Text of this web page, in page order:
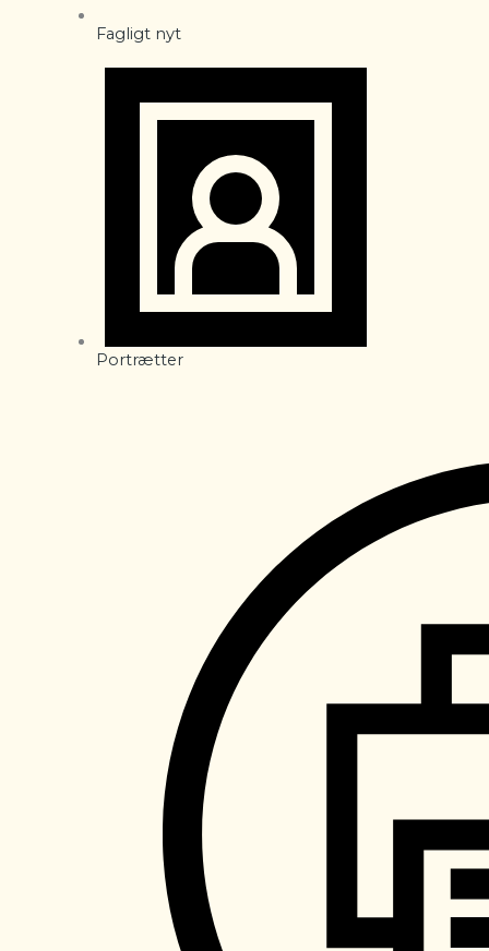
Fagligt nyt
Portrætter